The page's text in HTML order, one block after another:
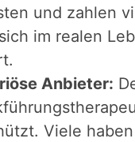
und zahlen
im realen
Anbieter:
Viele